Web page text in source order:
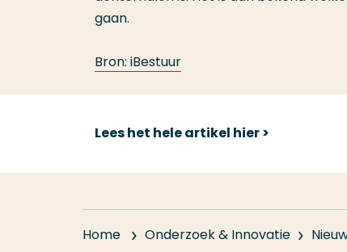
gaan.
Bron: iBestuur
Lees het hele artikel hier >
Home Onderzoek & Innovatie